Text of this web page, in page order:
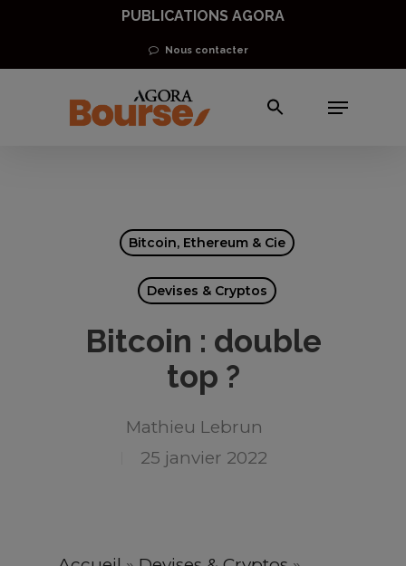
main
PUBLICATIONS AGORA
Nous contacter
Menu
Bitcoin, Ethereum & Cie
Devises & Cryptos
Bitcoin : double
top ?
Mathieu Lebrun
25 janvier 2022